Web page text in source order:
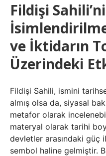
Fildişi
ve İktidarın
Üzerindeki
Fildişi Sahili, ismini
almış olsa da, siyasal
metafor olarak
materyal olarak tarihi
devletler arasındaki güç
sembol haline gelmiştir.